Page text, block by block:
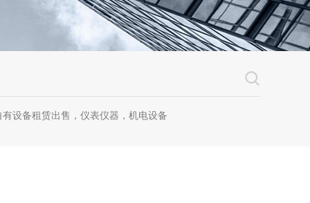
有设备租赁出售，仪表仪器，机电设备